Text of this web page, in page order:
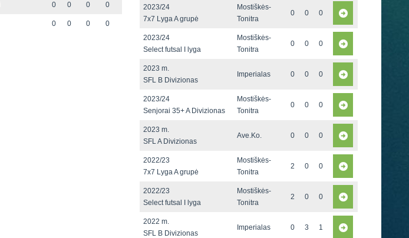
0 0 0 0
0 0 0 0
2023/24
7x7 Lyga A grupė
Mostiškės-
Tonitra
0 0 0
2023/24
Select futsal I lyga
Mostiškės-
Tonitra
0 0 0
2023 m.
SFL B Divizionas
Imperialas 0 0 0
2023/24
Senjorai 35+ A Divizionas
Mostiškės-
Tonitra
0 0 0
2023 m.
SFL A Divizionas
Ave.Ko. 0 0 0
2022/23
7x7 Lyga A grupė
Mostiškės-
Tonitra
2 0 0
2022/23
Select futsal I lyga
Mostiškės-
Tonitra
2 0 0
2022 m.
SFL B Divizionas
Imperialas 0 3 1